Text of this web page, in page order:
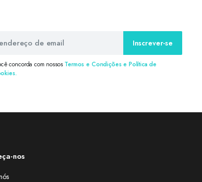
Inscrever-se
concorda com nossos Termos e Condições e Política de
nos